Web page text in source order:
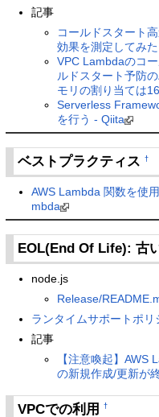
記事
コールドスタート
効果を測定してみ
VPC Lambdaのコ
ルドスタート予防
モリの割り当ては
Serverless
を行う - Qiita
ベストプラクティス†
AWS Lambda 関数を使
mbda
EOL(End Of Life): 古
node.js
Release/
ランタイムサポートポ
記事
【注意喚起】AWS
の新規作成/更新が
VPCでの利用†